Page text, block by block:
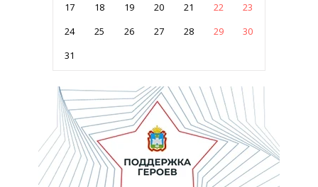
17
18 19 20 21 22
23
24
25 26 27 28 29
30
31